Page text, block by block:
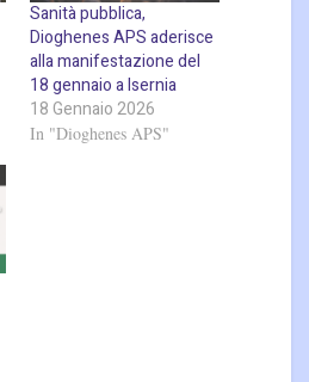
Sanità pubblica,
Dioghenes APS aderisce
alla manifestazione del
18 gennaio a Isernia
18 Gennaio 2026
In "Dioghenes APS"